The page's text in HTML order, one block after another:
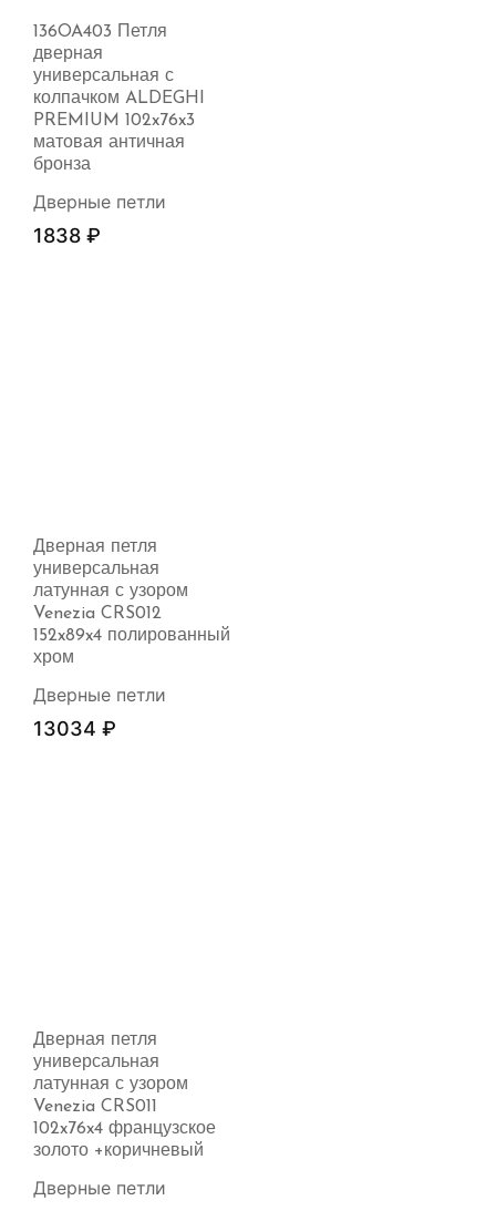
136OA403 Петля
дверная
универсальная с
колпачком ALDEGHI
PREMIUM 102x76x3
матовая античная
бронза
Дверные петли
1838 ₽
Дверная петля
универсальная
латунная с узором
Venezia CRS012
152x89x4 полированный
хром
Дверные петли
13034 ₽
Дверная петля
универсальная
латунная с узором
Venezia CRS011
102x76x4 французское
золото +коричневый
Дверные петли